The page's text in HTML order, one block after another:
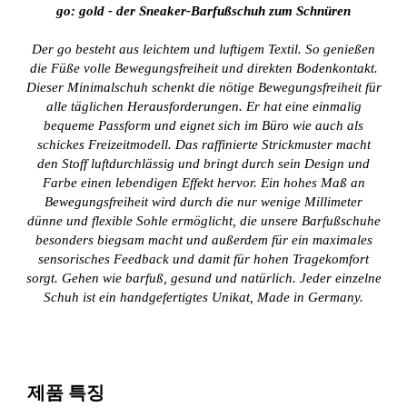
go: gold - der Sneaker-Barfußschuh zum Schnüren
Der go besteht aus leichtem und luftigem Textil. So genießen
die Füße volle Bewegungsfreiheit und direkten Bodenkontakt.
Dieser Minimalschuh schenkt die nötige Bewegungsfreiheit für
alle täglichen Herausforderungen. Er hat eine einmalig
bequeme Passform und eignet sich im Büro wie auch als
schickes Freizeitmodell. Das raffinierte Strickmuster macht
den Stoff luftdurchlässig und bringt durch sein Design und
Farbe einen lebendigen Effekt hervor. Ein hohes Maß an
Bewegungsfreiheit wird durch die nur wenige Millimeter
dünne und flexible Sohle ermöglicht, die unsere Barfußschuhe
besonders biegsam macht und außerdem für ein maximales
sensorisches Feedback und damit für hohen Tragekomfort
sorgt. Gehen wie barfuß, gesund und natürlich. Jeder einzelne
Schuh ist ein handgefertigtes Unikat, Made in Germany.
제품 특징